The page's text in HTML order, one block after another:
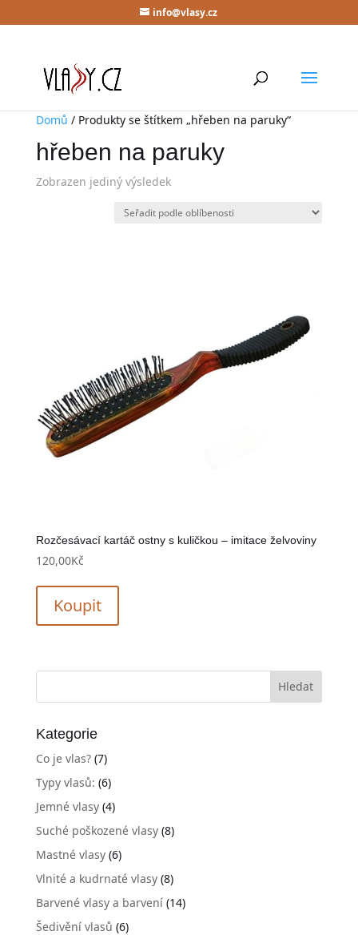
info@vlasy.cz
Domů / Produkty se štítkem „hřeben na paruky“
hřeben na paruky
Zobrazen jediný výsledek
Rozčesávací kartáč ostny s kuličkou – imitace želvoviny
120,00Kč
Koupit
Kategorie
Co je vlas?(7)
Typy vlasů: (6)
Jemné vlasy(4)
Suché poškozené vlasy(8)
Mastné vlasy(6)
Vlnité a kudrnaté vlasy(8)
Barvené vlasy a barvení(14)
Šedivění vlasů (6)